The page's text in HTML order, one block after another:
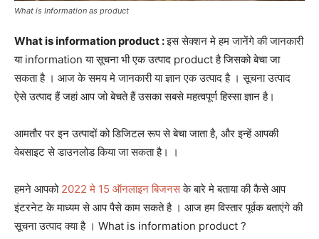
अंग्रेजी
जानकारी
बढ़ाए
What is Information as product
What is information product :इस सेक्शन मे हम जानेंगे की जानकारी
या information या सूचना भी एक उत्पाद product है जिसको बेचा जा
सकता है । आज के समय मे जानकारी या ज्ञान एक उत्पाद है । सूचना उत्पाद
ऐसे उत्पाद हैं जहां आप जो बेचते हैं उसका सबसे महत्वपूर्ण हिस्सा ज्ञान है।
आमतौर पर इन उत्पादों को डिजिटल रूप से बेचा जाता है, और इन्हें आपकी
वेबसाइट से डाउनलोड किया जा सकता है। ।
हमने आपको 2022 मे 15 ऑनलाइन बिजनसके बारे मे बताया की कैसे आप
इंटरनेट के माध्यम से आप पैसे काम सकते है । आज हम विस्तार पूर्वक बताएंगे की
सूचना उत्पाद क्या है । What is information product ?